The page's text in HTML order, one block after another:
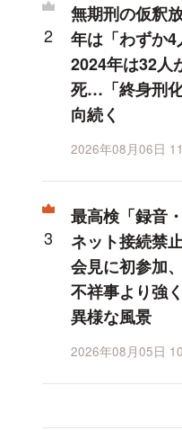
無期刑の仮釈
年は「わずか4
2024年は32人
死…「終身刑
向続く
2026年08月06日
最高検「録音
ネット接続禁
会見に初参加
不祥事より強
異様な風景
2026年08月05日